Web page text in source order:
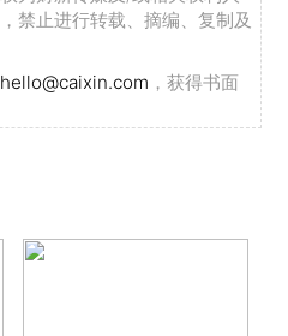
禁止进行转载、摘编、复制及
hello@caixin.com ，获得书面